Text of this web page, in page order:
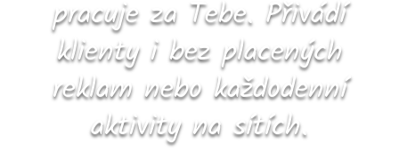
pracuje za Tebe. Přivádí
klienty i bez placených
reklam nebo každodenní
aktivity na sítích.